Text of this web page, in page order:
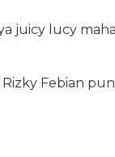
juicy lucy
Rizky Febian